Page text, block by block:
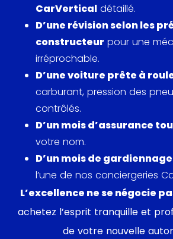
cabriolet, était conçue pour allier
efficacité.
Produite à plus de 1,4 million
connu un succès commercial et
remportant des rallyes
Monte-Carlo. La D Super 5, malgré
positionnement économique,
des innovations de la DS, tout en
accessible, renforçant l’héritage
technique et de style de Citroën.
CarVertical détaillé.
D’une révision selon les
constructeur pour une
irréprochable.
D’une voiture prête à
carburant, pression des
contrôlés.
D’un mois d’assurance
votre nom.
D’un mois de
l’une de nos conciergeries
L’excellence ne se négocie
achetez l’esprit tranquille et
de votre nouvelle